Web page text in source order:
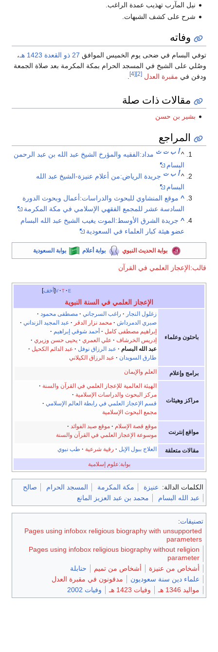
نيل المآرب تهذيب عمدة الراغب.
شرح على كشف الشبهات.
وفاته
توفي البسام في ضحى يوم الخميس الموافق 27 ذو القعدة 1423 هـ
،
وصُلي على الشيخ في المسجد الحرام بمكة المكرمة بعد صلاة الجمعة
ودفن في مقبرة العدل [2]
[4]
مقالات ذات صلة
بشير بن حسن
المراجع
^أ ب ت ث مداد:الفقيه والمؤرخ الشيخ عبد الله بن عبد الرحمن
البسام
^أ ب ت جريدة الرياض:من أعلام عنيزة-الشيخ عبد الله
البسام
^ موقع المنشاوي للبحوث والدراسات:أعمال وبحوث الدورة
السادسة عشر للمجمع الفقهي الإسلامي في مكة المكرمة
^ جريدة الشرق الأوسط:الموت يغيب الشيخ عبد الله البسام
عضو هيئة كبار العلماء في السعودية
بوابة الحديث النبوي بوابة أعلام بوابة السعودية
قالب:الإعجاز العلمي في القرآن
أخف v t e
الإعجاز العلمي في السنة النبوية
باحثون وعلماء
زغلول النجار راغب السرجاني
مصطفى محمود
صبري الدمرداش
محمد نزار الدقر
عبد المجيد الزنداني
إبراهيم مصطفى كامل
أحمد شوقي إبراهيم
إدريس الخرشاف
علي العمري
يحيى حسن وزيري
عبد الله البسام
عبد الرزاق نوفل
عبد الدائم الكحيل
طارق السويدان
عبد الرزاق الكيلاني
برامج وإعلام العلم والإيمان
مراكز وهيئات
الهيئة العالمية للإعجاز العلمي في القرآن والسنة
مركز البحوث والدراسات الإسلامية
قسم الإعجاز العلمي في رابطة العالم الإسلامي
مجمع البحوث الإسلامية
مواقع إنترنت
موقع قصة الإسلام
موقع صيد الفوائد
موسوعة الإعجاز العلمي في القرآن والسنة
مقالات متعلقة العلاج ببول الإبل رقية شرعية طب نبوي
بوابة:علوم إسلامية
الكلمات الدالة: عنيزة مكة المكرمة المسجد الحرام
صالح
عبد الله البسام
محمد بن عبد العزيز المانع
تصنيفات:
Pages using infobox religious biography with unsupported
parameters
Pages using infobox religious biography without religion
parameter
أشخاص من عنيزة
أشخاص من تميم
حنابلة
علماء دين سنة سعوديون
مدفونون في مقبرة العدل
مواليد 1346 هـ
وفيات 1423 هـ وفيات 2002